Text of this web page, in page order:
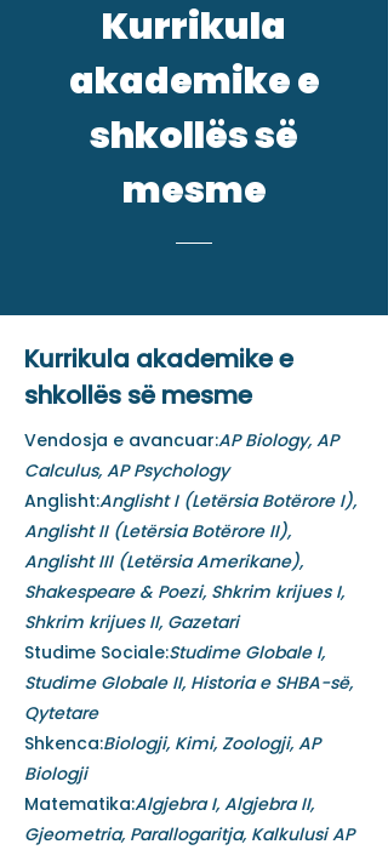
Kurrikula
akademike e
shkollës së
mesme
Kurrikula akademike e
shkollës së mesme
Vendosja e avancuar:AP Biology, AP
Calculus, AP Psychology
Anglisht:Anglisht I (Letërsia Botërore I),
Anglisht II (Letërsia Botërore II),
Anglisht III (Letërsia Amerikane),
Shakespeare & Poezi, Shkrim krijues I,
Shkrim krijues II, Gazetari
Studime Sociale:Studime Globale I,
Studime Globale II, Historia e SHBA-së,
Qytetare
Shkenca:Biologji, Kimi, Zoologji, AP
Biologji
Matematika:Algjebra I, Algjebra II,
Gjeometria, Parallogaritja, Kalkulusi AP